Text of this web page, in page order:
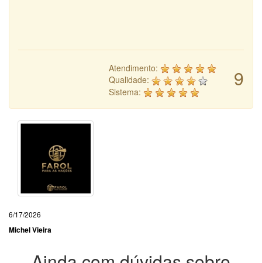
9
Atendimento:
Qualidade:
Sistema:
6/17/2026
Michel Vieira